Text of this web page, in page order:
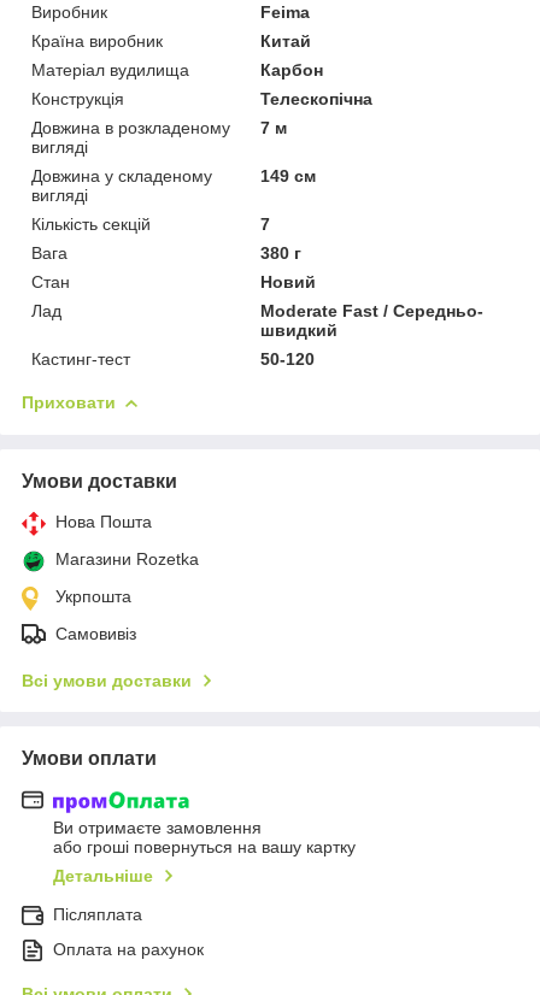
Виробник
Feima
Країна виробник
Китай
Матеріал вудилища
Карбон
Конструкція
Телескопічна
Довжина в розкладеному
вигляді
7 м
Довжина у складеному
вигляді
149 см
Кількість секцій
7
Вага
380 г
Стан
Новий
Лад
Moderate Fast / Середньо-
швидкий
Кастинг-тест
50-120
Приховати
Умови доставки
Нова Пошта
Магазини Rozetka
Укрпошта
Самовивіз
Всі умови доставки
Умови оплати
Ви отримаєте замовлення
або гроші повернуться на вашу картку
Детальніше
Післяплата
Оплата на рахунок